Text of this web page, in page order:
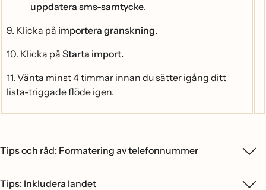
uppdatera sms-samtycke.
9. Klicka på importera granskning.
10. Klicka på Starta import.
11. Vänta minst 4 timmar innan du sätter igång ditt
lista-triggade flöde igen.
Tips och råd: Formatering av telefonnummer
Tips: Inkludera landet